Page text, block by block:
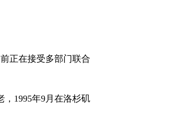
正在接受多部门联合
1995年9月在洛杉矶